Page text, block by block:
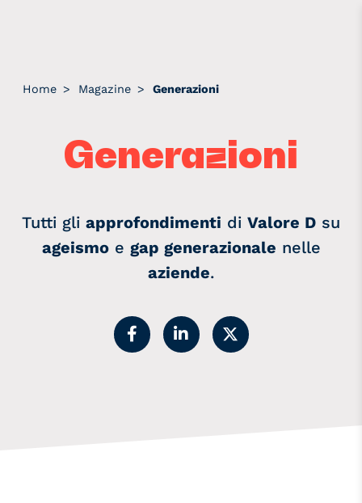
Home > Magazine > Generazioni
Generazioni
Tutti gli approfondimenti di Valore D su
ageismoe gap generazionale nelle
aziende.